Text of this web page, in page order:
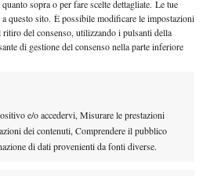
sopra o per fare scelte dettagliate. Le tue
a questo sito. È possibile modificare le impostazioni
del consenso, utilizzando i pulsanti della
di gestione del consenso nella parte inferiore
e/o accedervi, Misurare le prestazioni
dei contenuti, Comprendere il pubblico
di dati provenienti da fonti diverse.
McNally/MUSETTI 4-1 4-2
(WC) Townsend/Shelton4-1 5-4(2)
b. Muchova/Rublev 4-1 5-4(4)
Raducanu/Alcaraz
Danilovic/Djokovic4-2 5-3
Tiafoe4-1 4-2
b. (WC) Osaka/Monfils5-3 4-2